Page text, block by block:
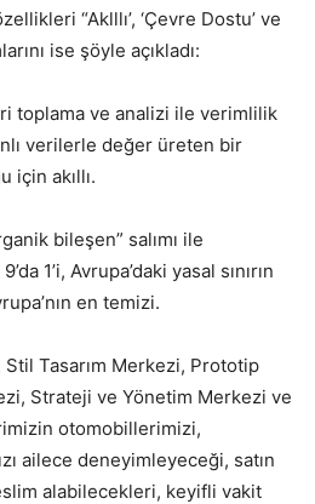
“Aklllı’, ‘Çevre Dostu’ ve
ise şöyle açıkladı:
toplama ve analizi ile verimlilik
verilerle değer üreten bir
için akıllı.
bileşen” salımı ile
1’i, Avrupa’daki yasal sınırın
en temizi.
Stil Tasarım Merkezi, Prototip
Strateji ve Yönetim Merkezi ve
otomobillerimizi,
ailece deneyimleyeceği, satın
alabilecekleri, keyifli vakit